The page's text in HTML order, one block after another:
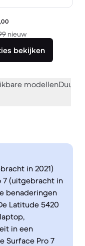
nieuw
prijs:
,00
nieuwVergeleken met €
bekijken
modellen
in 2021)
7 (uitgebracht in
benaderingen
Latitude 5420
in een
Surface Pro 7